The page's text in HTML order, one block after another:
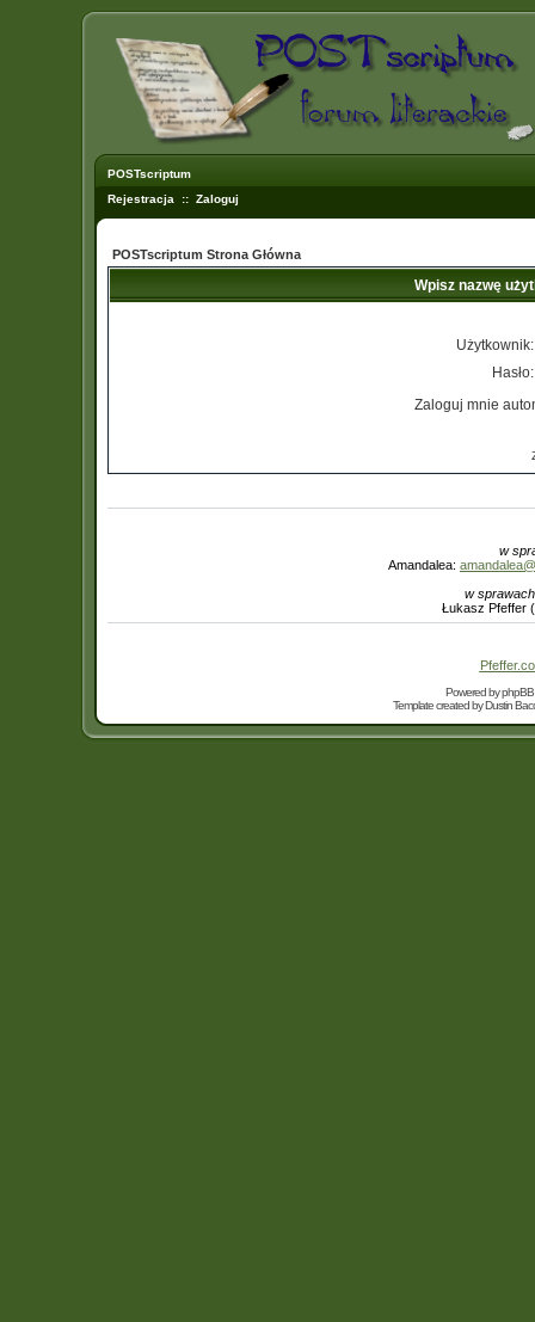
POSTscriptum
Rejestracja :: Zaloguj
POSTscriptum Strona Główna
Wpisz nazwę
Użytkownik:
Hasło:
Zaloguj mnie
w
Amandalea:
w
Łukasz Pfeffer
Powered byphpBB
Template created byDustin